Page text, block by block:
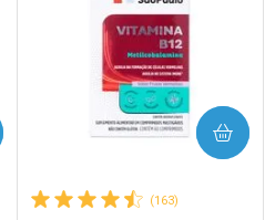
(163)
COMPRAR